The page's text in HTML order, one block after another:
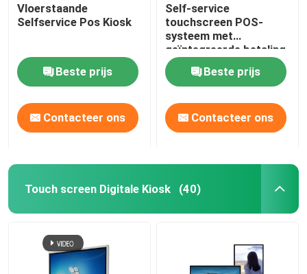
Vloerstaande
Selfservice Pos Kiosk
Beste prijs
Contacteer ons
Self-service
touchscreen POS-
systeem met
geïntegreerde betaling
en klantdisplay
Beste prijs
Contacteer ons
Touch screen Digitale Kiosk (40)